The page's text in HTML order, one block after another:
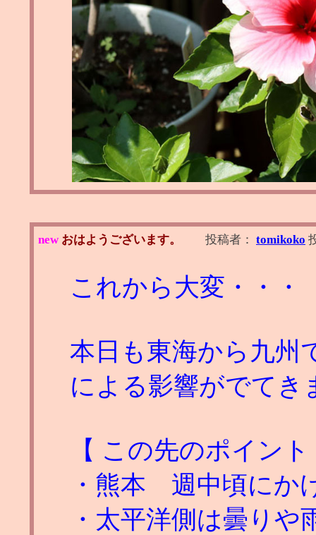
new おはようございます。 投稿者： tomikoko
これから大変・・・
本日も東海から九
による影響がでてき
【 この先のポイント
・熊本 週中頃にか
・太平洋側は曇り